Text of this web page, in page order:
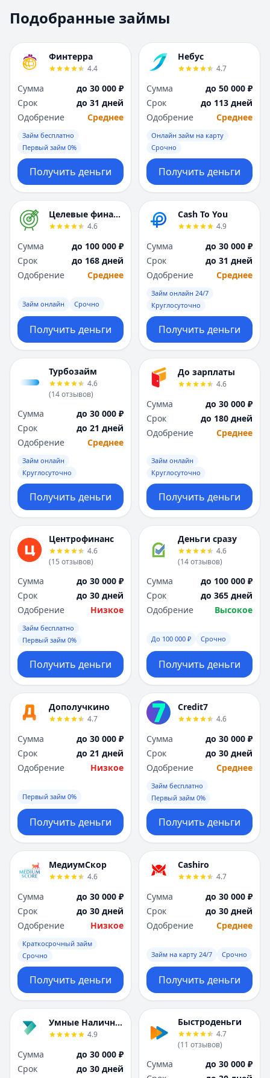
Набережные Челны
Нижний Новгород
Новокузнецк
Новосибирск
Омск
П
Пенза
Пермь
Р
Ростов-на-Дону
Рязань
С
Самара
Санкт-Петербург
Саратов
Сочи
Сургут
Т
Тверь
Тольятти
Томск
Тула
Тюмень
Ульяновск
Х
Хабаровск
Ч
Чебоксары
Челябинск
Я
Ярославль
Вся Россия
Набережные
Нижний Новгород
Новокузнецк
Новосибирск
Омск
Оренбург
П
Пенза
Пермь
Р
Ростов-на-Дону
Рязань
С
Самара
Санкт-Петербург
Саратов
Сочи
Сургут
Т
Тверь
Тольятти
Томск
Тула
Тюмень
Ульяновск
Х
Хабаровск
Ч
Чебоксары
Челябинск
Я
Ярославль
Вся Россия
Подобранные займы
Финтерра
4.4
Сумма
до 30 000 ₽
Срок
до 31 дней
Одобрение
Среднее
Займ бесплатно
Первый займ 0%
Получить деньги
Небус
4.7
Сумма
до 50 000 ₽
Срок
до 113 дней
Одобрение
Среднее
Онлайн займ на карту
Срочно
Получить деньги
Целевые финансы
4.6
Сумма
до 100 000 ₽
Срок
до 168 дней
Одобрение
Среднее
Займ онлайн Срочно
Получить деньги
Cash To You
4.9
Сумма
до 30 000 ₽
Срок
до 31 дней
Одобрение
Среднее
Займ онлайн 24/7
Круглосуточно
Получить деньги
Турбозайм
4.6
(14отзывов)
Сумма
до 30 000 ₽
Срок
до 21 дней
Одобрение
Среднее
Займ онлайн
Круглосуточно
Получить деньги
До зарплаты
4.6
Сумма
до 30 000 ₽
Срок
до 180 дней
Одобрение
Среднее
Займ онлайн
Круглосуточно
Получить деньги
Центрофинанс
4.6
(15 отзывов)
Сумма
до 30 000 ₽
Срок
до 30 дней
Одобрение
Низкое
Займ бесплатно
Первый займ 0%
Получить деньги
Деньги сразу
4.6
(14отзывов)
Сумма
до 100 000 ₽
Срок
до 365 дней
Одобрение
Высокое
До 100 000 ₽ Срочно
Получить деньги
Дополучкино
4.7
Сумма
до 30 000 ₽
Срок
до 21 дней
Одобрение
Низкое
Первый займ 0%
Получить деньги
Credit7
4.6
Сумма
до 30 000 ₽
Срок
до 30 дней
Одобрение
Среднее
Займ бесплатно
Первый займ 0%
Получить деньги
МедиумСкор
4.6
Сумма
до 30 000 ₽
Срок
до 30 дней
Одобрение
Низкое
Краткосрочный займ
Срочно
Получить деньги
Cashiro
4.7
Сумма
до 30 000 ₽
Срок
до 30 дней
Одобрение
Среднее
Займ на карту 24/7 Срочно
Получить деньги
Умные Наличные
4.9
Сумма
до 30 000 ₽
Срок
до 30 дней
Быстроденьги
4.7
(11 отзывов)
Сумма
до 30 000 ₽